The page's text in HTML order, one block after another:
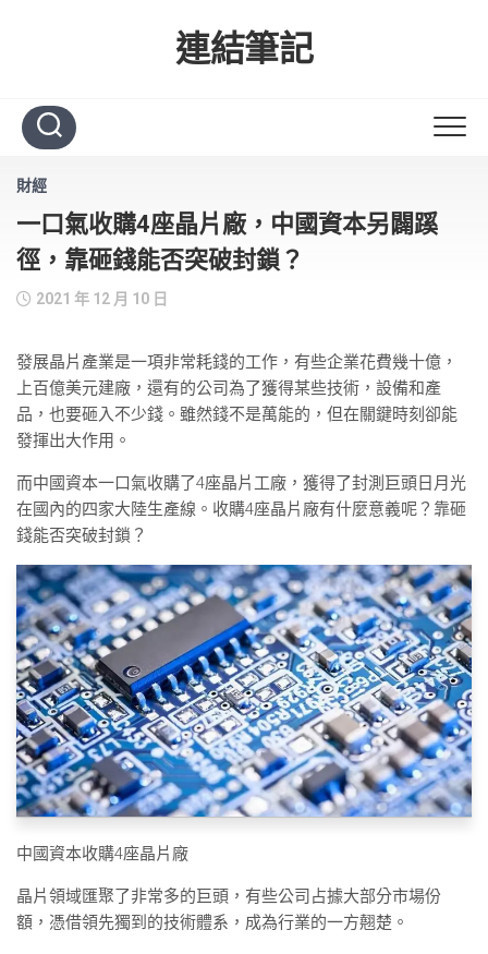
連結筆記
財經
一口氣收購4座晶片廠，中國資本另闢蹊
徑，靠砸錢能否突破封鎖？
2021 年 12 月 10 日
發展晶片產業是一項非常耗錢的工作，有些企業花費幾十億，
上百億美元建廠，還有的公司為了獲得某些技術，設備和產
品，也要砸入不少錢。雖然錢不是萬能的，但在關鍵時刻卻能
發揮出大作用。
而中國資本一口氣收購了4座晶片工廠，獲得了封測巨頭日月光
在國內的四家大陸生產線。收購4座晶片廠有什麼意義呢？靠砸
錢能否突破封鎖？
中國資本收購4座晶片廠
晶片領域匯聚了非常多的巨頭，有些公司占據大部分市場份
額，憑借領先獨到的技術體系，成為行業的一方翹楚。